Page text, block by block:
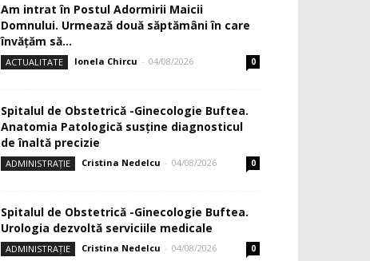
Am intrat în Postul Adormirii Maicii
Domnului. Urmează două săptămâni în care
învăţăm să...
ACTUALITATE Ionela Chircu - 04/08/2026 0
Spitalul de Obstetrică -Ginecologie Buftea.
Anatomia Patologică susţine diagnosticul
de înaltă precizie
ADMINISTRAȚIE Cristina Nedelcu - 04/08/2026 0
Spitalul de Obstetrică -Ginecologie Buftea.
Urologia dezvoltă serviciile medicale
ADMINISTRAȚIE Cristina Nedelcu - 04/08/2026 0